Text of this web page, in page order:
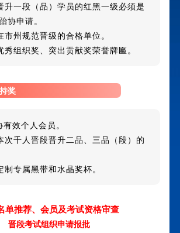
升一段（品）学员的红黑一级必须是
协申请。
市州规范晋级的合格单位。
秀组织奖、突出贡献奖荣誉牌匾。
奖
效个人会员。
次千人晋段晋升二品、三品（段）的
制专属黑带和水晶奖杯。
单推荐、会员及考试资格审查
晋段考试组织申请报批